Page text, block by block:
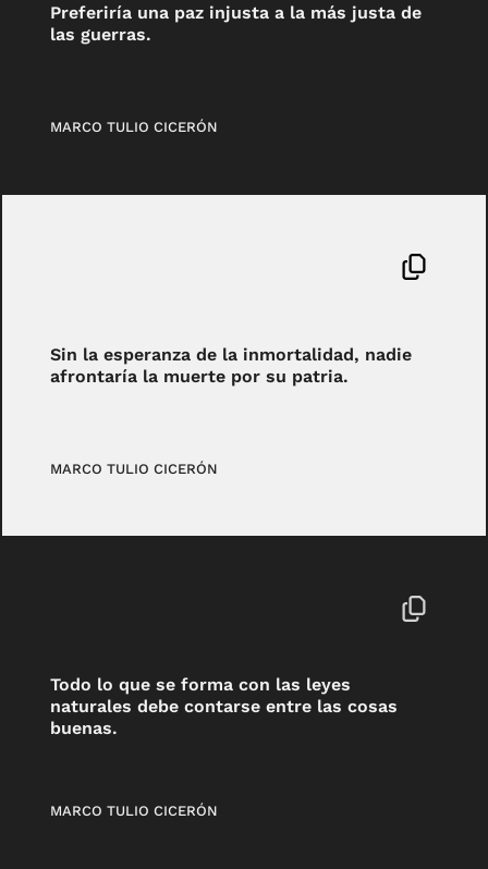
Preferiría una paz injusta a la más justa de
las guerras.
MARCO TULIO CICERÓN
Sin la esperanza de la inmortalidad, nadie
afrontaría la muerte por su patria.
MARCO TULIO CICERÓN
Todo lo que se forma con las leyes
naturales debe contarse entre las cosas
buenas.
MARCO TULIO CICERÓN